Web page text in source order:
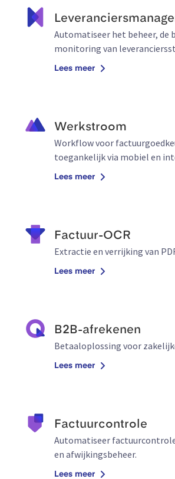
Automatiseer het beheer, de
monitoring van
Lees meer
Werkstroom
Workflow voor
toegankelijk via mobiel en
Lees meer
Factuur-OCR
Extractie en verrijking van
Lees meer
B2B-afrekenen
Betaaloplossing voor
Lees meer
Factuurcontrole
Automatiseer
en afwijkingsbeheer.
Lees meer